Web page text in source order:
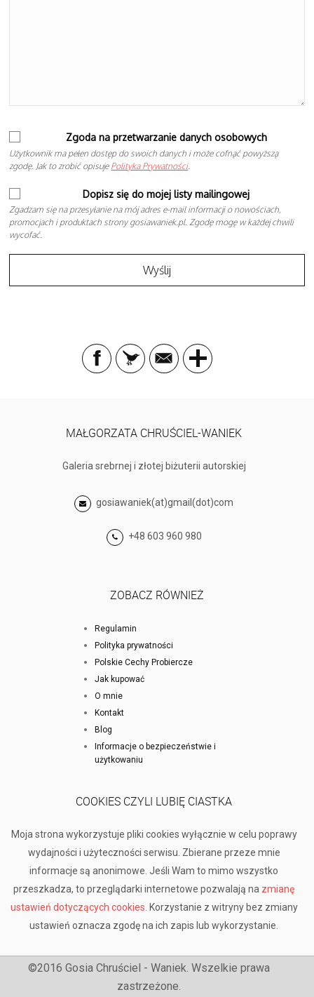
Zgoda na przetwarzanie danych osobowych
Użytkownik ma pełen dostęp do swoich danych i może cofnąć powyższą
zgodę. Jak to zrobić opisuje Polityka Prywatności.
Dopisz się do mojej listy mailingowej
Zgadzam się na przesyłanie na mój adres e-mail informacji o nowościach,
promocjach i produktach strony gosiawaniek.pl. Zgodę mogę w każdej chwili
wycofać.
MAŁGORZATA CHRUŚCIEL-WANIEK
Galeria srebrnej i złotej biżuterii autorskiej
gosiawaniek(at)gmail(dot)com
+48 603 960 980
ZOBACZ RÓWNIEŻ
Regulamin
Polityka prywatności
Polskie Cechy Probiercze
Jak kupować
O mnie
Kontakt
Blog
Informacje o bezpieczeństwie i
użytkowaniu
COOKIES CZYLI LUBIĘ CIASTKA
Moja strona wykorzystuje pliki cookies wyłącznie w celu poprawy
wydajności i użyteczności serwisu. Zbierane przeze mnie
informacje są anonimowe. Jeśli Wam to mimo wszystko
przeszkadza, to przeglądarki internetowe pozwalają na zmianę
ustawień dotyczących cookies . Korzystanie z witryny bez zmiany
ustawień oznacza zgodę na ich zapis lub wykorzystanie.
©2016 Gosia Chruściel - Waniek. Wszelkie prawa
zastrzeżone.